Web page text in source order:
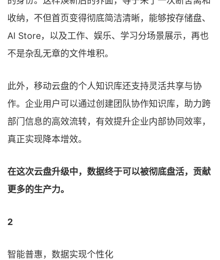
收纳，不但首页变得彻底简洁清晰，能够按存储盘、
AI Store，以及工作、娱乐、学习分场景展示，再也
不是杂乱无章的文件堆积。
此外，移动云盘的个人知识库还支持灵活共享与协
作。企业用户可以通过创建团队协作知识库，助力跨
部门信息的高效流转，有效提升企业内部协同效率，
真正实现降本增效。
在这次云盘升级中，数据终于可以被彻底盘活，贡献
更多的生产力。
2
智能普惠，数据实现个性化